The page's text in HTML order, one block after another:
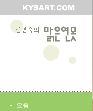
-
요즘